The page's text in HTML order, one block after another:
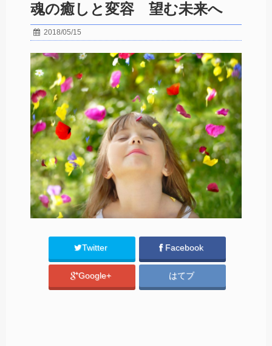
魂の癒しと変容 望む未来へ
2018/05/15
Twitter Facebook
Google+ はてブ